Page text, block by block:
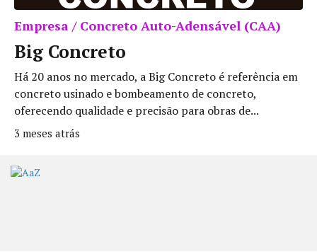
Empresa / Concreto Auto-Adensável (CAA)
Big Concreto
Há 20 anos no mercado, a Big Concreto é referência em
concreto usinado e bombeamento de concreto,
oferecendo qualidade e precisão para obras de...
3 meses atrás